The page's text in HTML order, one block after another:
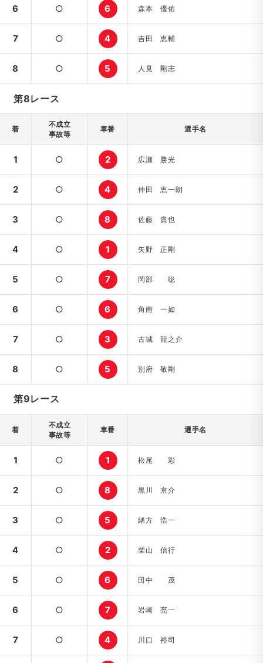
6 ○ 6 森本 優佑
7 ○ 4 吉田 恵輔
8 ○ 5 人見 剛志
第8レース
着
不成立
事故等
車番 選手名
1 ○ 2 広瀬 勝光
2 ○ 4 仲田 恵一朗
3 ○ 8 佐藤 貴也
4 ○ 1 矢野 正剛
5 ○ 7 岡部 聡
6 ○ 6 角南 一如
7 ○ 3 古城 龍之介
8 ○ 5 別府 敬剛
第9レース
着
不成立
事故等
車番 選手名
1 ○ 1 松尾 彩
2 ○ 8 黒川 京介
3 ○ 5 緒方 浩一
4 ○ 2 柴山 信行
5 ○ 6 田中 茂
6 ○ 7 岩崎 亮一
7 ○ 4 川口 裕司